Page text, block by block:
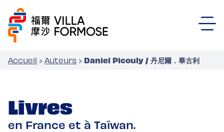
Accueil › Auteurs › Daniel Picouly / 丹尼爾．畢古利
Livres
en France et à Taïwan.